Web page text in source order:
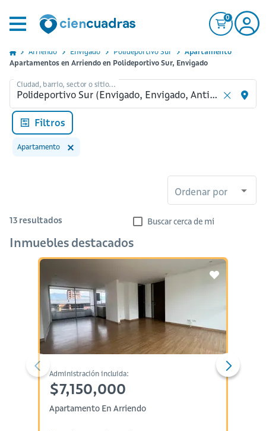
0
Arriendo Envigado Polideportivo Sur
Apartamento
Apartamentos en Arriendo en Polideportivo Sur, Envigado
Ciudad, barrio, sector o sitio...
Filtros
Apartamento
Ordenar por
13 resultados Buscar cerca de mi
Inmuebles destacados
Administración incluida:
$7,150,000
Apartamento En Arriendo